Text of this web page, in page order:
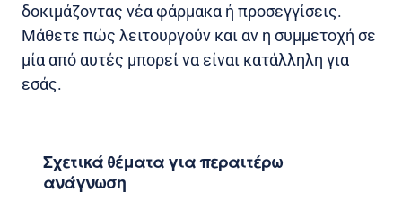
δοκιμάζοντας νέα φάρμακα ή προσεγγίσεις.
Μάθετε πώς λειτουργούν και αν η συμμετοχή σε
μία από αυτές μπορεί να είναι κατάλληλη για
εσάς.
Σχετικά θέματα για περαιτέρω
ανάγνωση